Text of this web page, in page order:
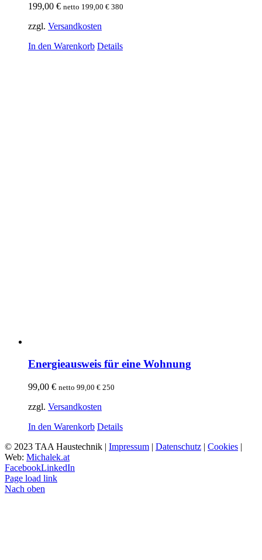
199,00 € netto 199,00 € 380
zzgl. Versandkosten
In den Warenkorb Details
Energieausweis für eine Wohnung
99,00 € netto 99,00 € 250
zzgl. Versandkosten
In den Warenkorb Details
© 2023 TAA Haustechnik | Impressum | Datenschutz | Cookies |
Web: Michalek.at
FacebookLinkedIn
Page load link
Nach oben